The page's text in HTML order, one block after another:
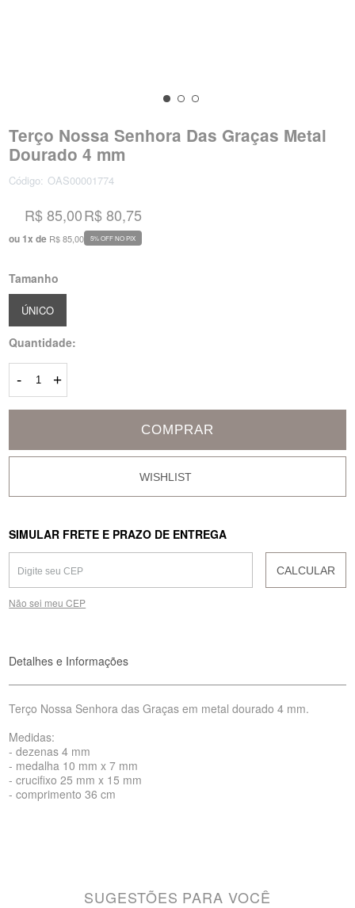
Terço Nossa Senhora Das Graças Metal
Dourado 4 mm
Código: OAS00001774
R$ 85,00
ou 1x de R$ 85,00
R$ 80,75
5% OFF NO PIX
Tamanho
ÚNICO
Quantidade:
- +
COMPRAR
SIMULAR FRETE E PRAZO DE ENTREGA
CALCULAR
Não sei meu CEP
Detalhes e Informações
Terço Nossa Senhora das Graças em metal dourado 4 mm.
Medidas:
- dezenas 4 mm
- medalha 10 mm x 7 mm
- crucifixo 25 mm x 15 mm
- comprimento 36 cm
SUGESTÕES PARA VOCÊ